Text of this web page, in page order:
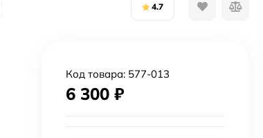
4.7
Код товара: 577-013
6 300 ₽